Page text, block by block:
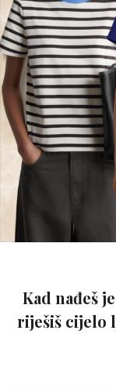
Kad nađeš
riješiš cijelo